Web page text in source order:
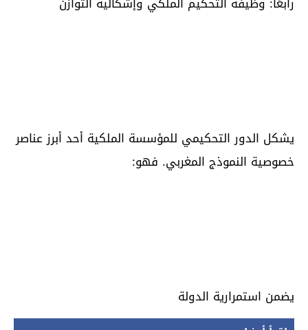
يشكل الدور التحكيمي للمؤسسة الملكية أحد أبرز عناصر
خصوصية النموذج المغربي. فهو:
يضمن استمرارية الدولة